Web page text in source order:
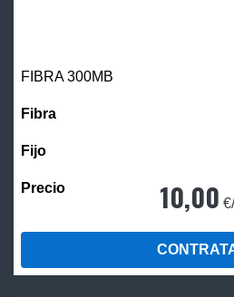
FIBRA 300MB
10,00